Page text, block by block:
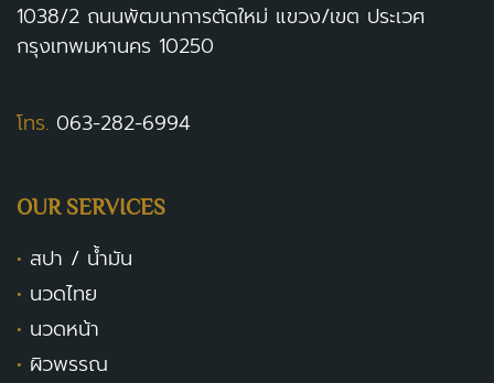
1038/2 ถนนพัฒนาการตัดใหม่ แขวง/เขต ประเวศ
กรุงเทพมหานคร 10250
โทร. 063-282-6994
OUR SERVICES
• สปา / น้ำมัน
• นวดไทย
• นวดหน้า
• ผิวพรรณ